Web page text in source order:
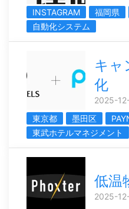
INSTAGRAM
福岡県
自動化システム
キャ
化
2025-
東京都
墨田区
東武ホテルマネジメント
低温
2025-